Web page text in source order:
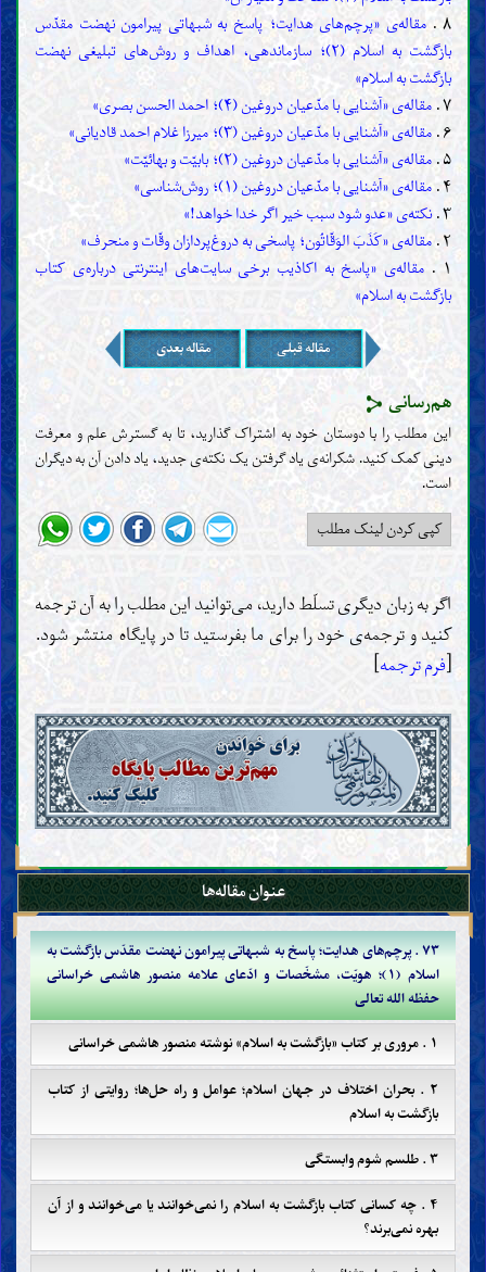
۸ . مقاله‌ی «پرچم‌های هدایت؛ پاسخ به شبهاتی پیرامون نهضت مقدّس
بازگشت به اسلام (۲)؛ سازماندهی، اهداف و روش‌های تبلیغی نهضت
بازگشت به اسلام»
۷ . مقاله‌ی «آشنایی با مدّعیان دروغین (۴)؛ احمد الحسن بصری»
۶ . مقاله‌ی «آشنایی با مدّعیان دروغین (۳)؛ میرزا غلام احمد قادیانی»
۵ . مقاله‌ی «آشنایی با مدّعیان دروغین (۲)؛ بابیّت و بهائیّت»
۴ . مقاله‌ی «آشنایی با مدّعیان دروغین (۱)؛ روش‌شناسی»
۳ . نکته‌ی «عدو شود سبب خیر اگر خدا خواهد!»
۲ . مقاله‌ی «کَذَبَ الوَقّاتُون؛ پاسخی به دروغ‌پردازان وقّات و منحرف»
۱ .
مقاله‌ی «پاسخ به اکاذیب برخی سایت‌های اینترنتی درباره‌ی کتاب
بازگشت به اسلام»
مقاله قبلی مقاله بعدی
هم‌رسانی
این مطلب را با دوستان خود به اشتراک گذارید، تا به گسترش علم و معرفت
دینی کمک کنید. شکرانه‌ی یاد گرفتن یک نکته‌ی جدید، یاد دادن آن به دیگران
است‌.
کپی کردن لینک مطلب
اگر به زبان دیگری تسلّط دارید، می‌توانید این مطلب را به آن ترجمه
کنید و ترجمه‌ی خود را برای ما بفرستید تا در پایگاه منتشر شود.
[فرم ترجمه]
عنوان مقاله‌ها
۷۳ . پرچم‌های هدایت؛ پاسخ به شبهاتی پیرامون نهضت مقدّس بازگشت به
اسلام (۱)؛ هویّت، مشخّصات و ادّعای علامه منصور هاشمی خراسانی
حفظه الله تعالی
۱ . مروری بر کتاب «بازگشت به اسلام» نوشته منصور هاشمی خراسانی
۲ . بحران اختلاف در جهان اسلام؛ عوامل و راه حل‌ها؛ روایتی از کتاب
بازگشت به اسلام
۳ . طلسم شوم وابستگی
۴ . چه کسانی کتاب بازگشت به اسلام را نمی‌خوانند یا می‌خوانند و از آن
بهره نمی‌برند؟